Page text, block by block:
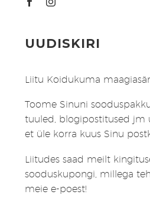
UUDISKIRI
Liitu Koidukuma
Toome Sinuni
tuuled, blogipostitused jm
et üle korra kuus Sinu
Liitudes saad meilt
sooduskupongi, millega
meie e-poest!